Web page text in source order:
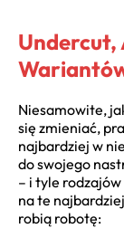
Undercut,
Niesamowite,
się zmieniać,
najbardziej w
do swojego
– i tyle
na te
robią robotę: